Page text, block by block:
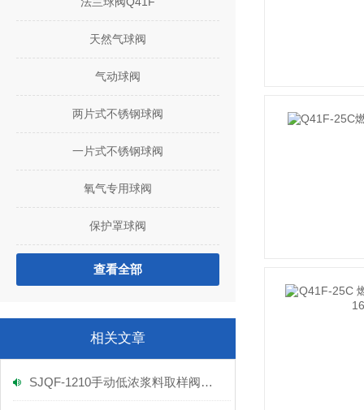
天然气球阀
气动球阀
两片式不锈钢球阀
一片式不锈钢球阀
氧气专用球阀
保护罩球阀
查看全部
相关文章
SJQF-1210手动低浓浆料取样阀发福建晋江大型纸厂公司如期交货